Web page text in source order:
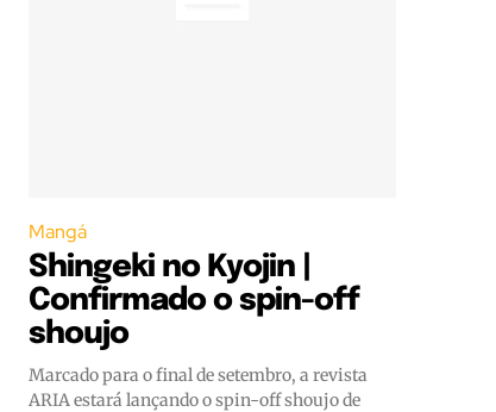
Mangá
Shingeki no Kyojin |
Confirmado o spin-off
shoujo
Marcado para o final de setembro, a revista
ARIA estará lançando o spin-off shoujo de